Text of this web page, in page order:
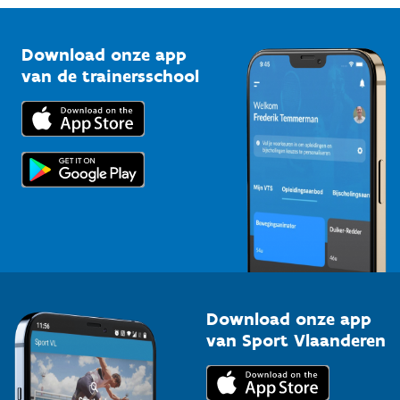
Bedrijven
Trainers en begeleiders
Topsporters
Vlaamse Trainersschool
Kennisplatform
Downloads
Voor de pers
Download onze app
van de trainersschool
Download onze app
van Sport Vlaanderen